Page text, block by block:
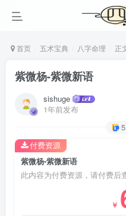
首页 五术宝典 八字命理 正
紫微杨-紫微新语
sishuge
1年前发布
紫微杨-紫微新语
此内容为付费资源，请付费后
￥
付费资源